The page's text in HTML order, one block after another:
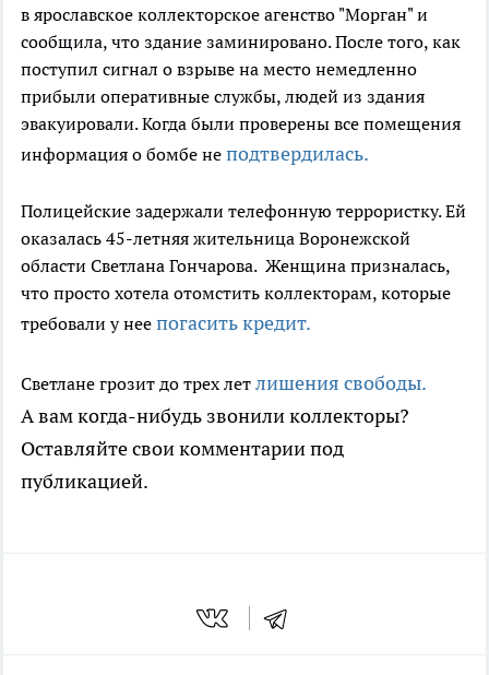
в ярославское коллекторское агенство "Морган" и
сообщила, что здание заминировано. После того, как
поступил сигнал о взрыве на место немедленно
прибыли оперативные службы, людей из здания
эвакуировали. Когда были проверены все помещения
информация о бомбе не подтвердилась.
Полицейские задержали телефонную террористку. Ей
оказалась 45-летняя жительница Воронежской
области Светлана Гончарова. Женщина призналась,
что просто хотела отомстить коллекторам, которые
требовали у нее погасить кредит.
Светлане грозит до трех лет лишения свободы.
А вам когда-нибудь звонили коллекторы?
Оставляйте свои комментарии под
публикацией.